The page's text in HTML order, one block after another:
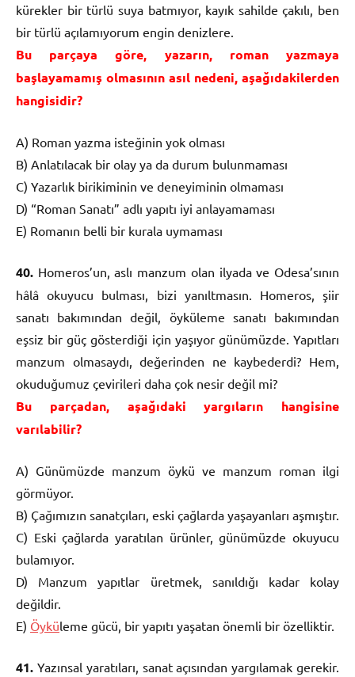
kürekler bir türlü suya batmıyor, kayık sahilde çakılı, ben
bir türlü açılamıyorum engin denizlere.
Bu parçaya göre, yazarın, roman yazmaya
başlayamamış olmasının asıl nedeni, aşağıdakilerden
hangisidir?
A) Roman yazma isteğinin yok olması
B) Anlatılacak bir olay ya da durum bulunmaması
C) Yazarlık birikiminin ve deneyiminin olmaması
D) “Roman Sanatı” adlı yapıtı iyi anlayamaması
E) Romanın belli bir kurala uymaması
40. Homeros’un, aslı manzum olan ilyada ve Odesa’sının
hâlâ okuyucu bulması, bizi yanıltmasın. Homeros, şiir
sanatı bakımından değil, öyküleme sanatı bakımından
eşsiz bir güç gösterdiği için yaşıyor günümüzde. Yapıtları
manzum olmasaydı, değerinden ne kaybederdi? Hem,
okuduğumuz çevirileri daha çok nesir değil mi?
Bu parçadan, aşağıdaki yargıların hangisine
varılabilir?
A) Günümüzde manzum öykü ve manzum roman ilgi
görmüyor.
B) Çağımızın sanatçıları, eski çağlarda yaşayanları aşmıştır.
C) Eski çağlarda yaratılan ürünler, günümüzde okuyucu
bulamıyor.
D) Manzum yapıtlar üretmek, sanıldığı kadar kolay
değildir.
E) Öyküleme gücü, bir yapıtı yaşatan önemli bir özelliktir.
41. Yazınsal yaratıları, sanat açısından yargılamak gerekir.